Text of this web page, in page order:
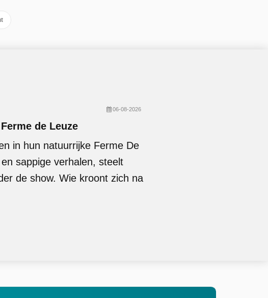
06-08-2026
de Leuze
in hun natuurrijke Ferme De
sappige verhalen, steelt
de show. Wie kroont zich na